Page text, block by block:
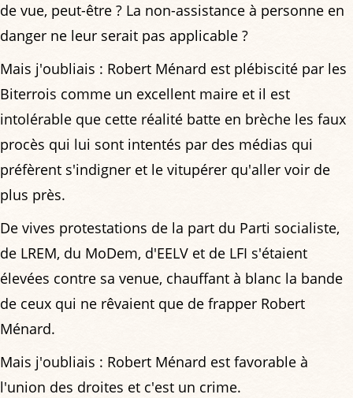
de vue, peut-être ? La non-assistance à personne en
danger ne leur serait pas applicable ?
Mais j'oubliais : Robert Ménard est plébiscité par les
Biterrois comme un excellent maire et il est
intolérable que cette réalité batte en brèche les faux
procès qui lui sont intentés par des médias qui
préfèrent s'indigner et le vitupérer qu'aller voir de
plus près.
De vives protestations de la part du Parti socialiste,
de LREM, du MoDem, d'EELV et de LFI s'étaient
élevées contre sa venue, chauffant à blanc la bande
de ceux qui ne rêvaient que de frapper Robert
Ménard.
Mais j'oubliais : Robert Ménard est favorable à
l'union des droites et c'est un crime.